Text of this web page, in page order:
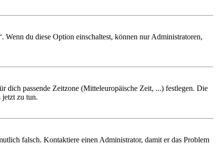
du diese Option einschaltest, können nur Administratoren,
dich passende Zeitzone (Mitteleuropäische Zeit, ...) festlegen. Die
jetzt zu tun.
falsch. Kontaktiere einen Administrator, damit er das Problem